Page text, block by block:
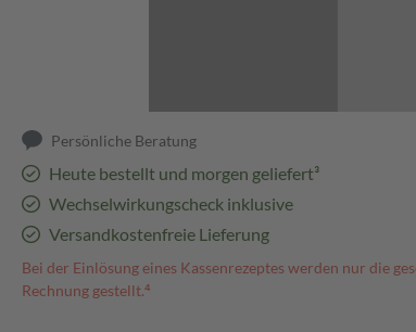
Persönliche Beratung
Heute bestellt und morgen geliefert³
Wechselwirkungscheck inklusive
Versandkostenfreie Lieferung
Bei der Einlösung eines Kassenrezeptes werden nur die
Rechnung gestellt.⁴